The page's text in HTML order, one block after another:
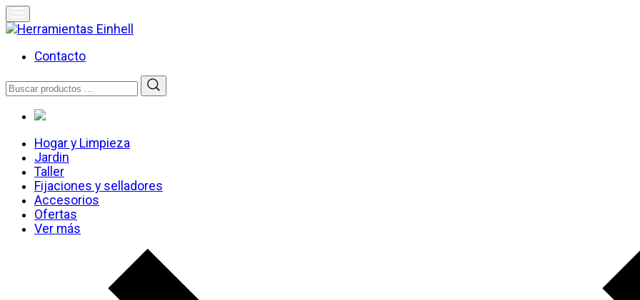
Skip
to
Herramientas Einhell
Distribuidor Oficial
Contacto
Buscar
por:
Hogar y Limpieza
Jardin
Taller
Fijaciones y selladores
Accesorios
Ofertas
Ver más